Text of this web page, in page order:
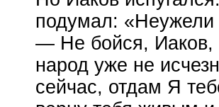
подумал: «Неужели
— Не бойся, Иаков,
народ уже не
сейчас, отдам Я